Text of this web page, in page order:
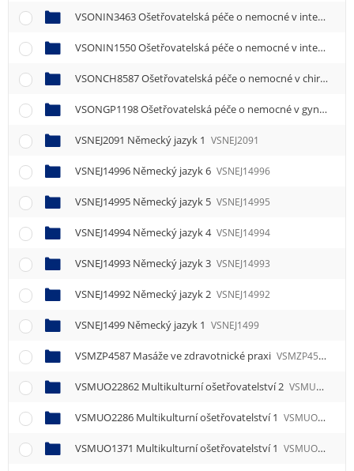
VSONIN3463 Ošetřovatelská péče o nemocné v interních oborech 3
VSONIN1550 Ošetřovatelská péče o nemocné v interních oborech 1
VSONCH8587 Ošetřovatelská péče o nemocné v chirurgických oborech 1
VSONGP1198 Ošetřovatelská péče o nemocné v gynekologii a porodnictví
VSNEJ2091 Německý jazyk 1 VSNEJ2091
VSNEJ14996 Německý jazyk 6 VSNEJ14996
VSNEJ14995 Německý jazyk 5 VSNEJ14995
VSNEJ14994 Německý jazyk 4 VSNEJ14994
VSNEJ14993 Německý jazyk 3 VSNEJ14993
VSNEJ14992 Německý jazyk 2 VSNEJ14992
VSNEJ1499 Německý jazyk 1 VSNEJ1499
VSMZP4587 Masáže ve zdravotnické praxi VSMZP4587
VSMUO22862 Multikulturní ošetřovatelství 2 VSMUO22862
VSMUO2286 Multikulturní ošetřovatelství 1 VSMUO2286
VSMUO1371 Multikulturní ošetřovatelství 1 VSMUO1371